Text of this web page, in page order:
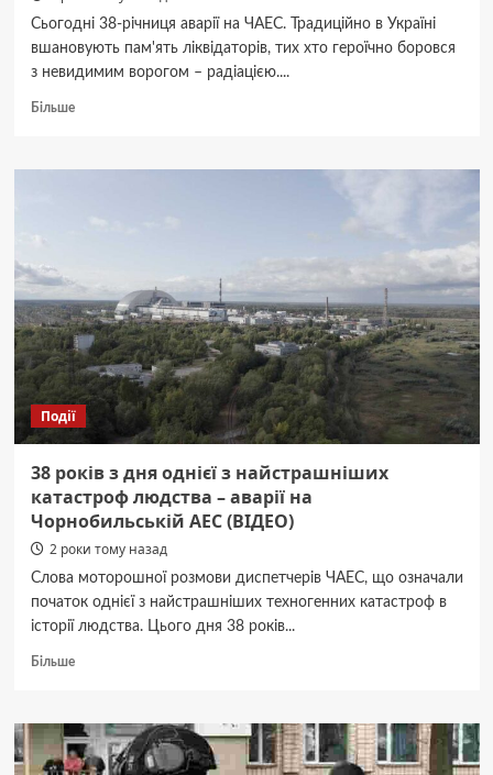
Сьогодні 38-річниця аварії на ЧАЕС. Традиційно в Україні
вшановують пам'ять ліквідаторів, тих хто героїчно боровся
з невидимим ворогом – радіацією....
БільшеДокладніше
аварії
спогадами
про
ті
важкі
дні
(ВІДЕО)
Події
38 років з дня однієї з найстрашніших
катастроф людства – аварії на
Чорнобильській АЕС (ВІДЕО)
2 роки тому назад
Слова моторошної розмови диспетчерів ЧАЕС, що означали
початок однієї з найстрашніших техногенних катастроф в
історії людства. Цього дня 38 років...
БільшеДокладніше
років
з
дня